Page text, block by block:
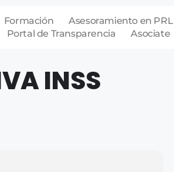
Formación Asesoramiento en PRL
Portal de Transparencia
Asociate
INSS